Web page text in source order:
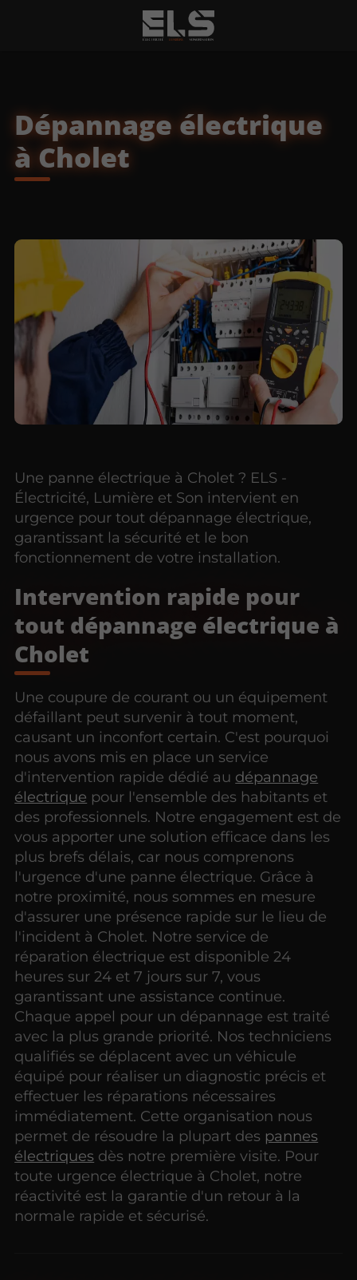
Dépannage électrique
à Cholet
Une panne électrique à Cholet ? ELS -
Électricité, Lumière et Son intervient en
urgence pour tout dépannage électrique,
garantissant la sécurité et le bon
fonctionnement de votre installation.
Intervention rapide pour
tout dépannage électrique à
Cholet
Une coupure de courant ou un équipement
défaillant peut survenir à tout moment,
causant un inconfort certain. C'est pourquoi
nous avons mis en place un service
d'intervention rapide dédié au dépannage
électrique pour l'ensemble des habitants et
des professionnels. Notre engagement est de
vous apporter une solution efficace dans les
plus brefs délais, car nous comprenons
l'urgence d'une panne électrique. Grâce à
notre proximité, nous sommes en mesure
d'assurer une présence rapide sur le lieu de
l'incident à Cholet. Notre service de
réparation électrique est disponible 24
heures sur 24 et 7 jours sur 7, vous
garantissant une assistance continue.
Chaque appel pour un dépannage est traité
avec la plus grande priorité. Nos techniciens
qualifiés se déplacent avec un véhicule
équipé pour réaliser un diagnostic précis et
effectuer les réparations nécessaires
immédiatement. Cette organisation nous
permet de résoudre la plupart des pannes
électriques dès notre première visite. Pour
toute urgence électrique à Cholet, notre
réactivité est la garantie d'un retour à la
normale rapide et sécurisé.